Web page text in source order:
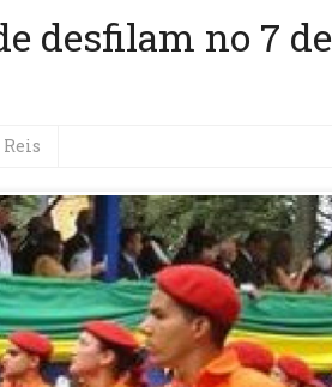
desfilam no 7 de